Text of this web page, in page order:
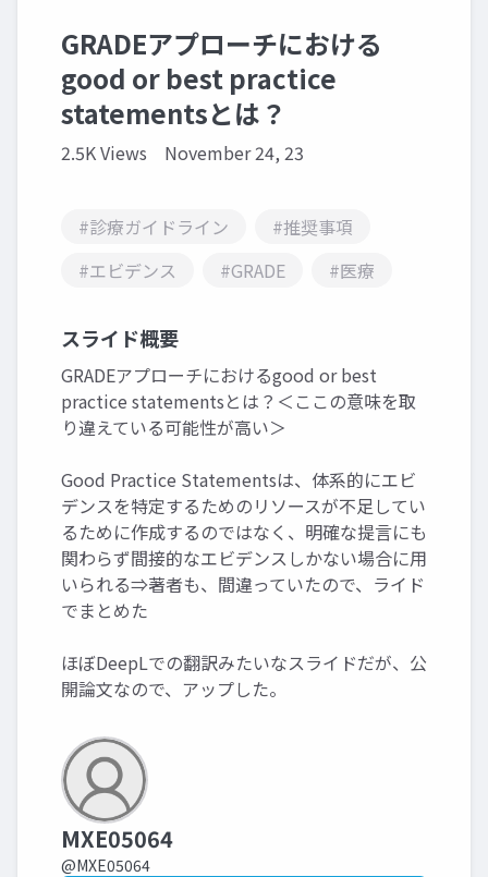
GRADEアプローチにおける
good or best practice
statementsとは？
2.5K Views November 24, 23
#診療ガイドライン
#推奨事項
#エビデンス
#GRADE #医療
スライド概要
GRADEアプローチにおけるgood or best
practice statementsとは？＜ここの意味を取
り違えている可能性が高い＞
Good Practice Statementsは、体系的にエビ
デンスを特定するためのリソースが不足してい
るために作成するのではなく、明確な提言にも
関わらず間接的なエビデンスしかない場合に用
いられる⇒著者も、間違っていたので、ライド
でまとめた
ほぼDeepLでの翻訳みたいなスライドだが、公
開論文なので、アップした。
MXE05064
@MXE05064